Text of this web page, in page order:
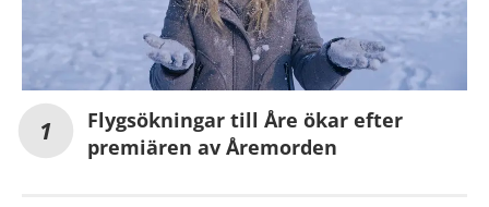
Flygsökningar till Åre ökar efter
premiären av Åremorden